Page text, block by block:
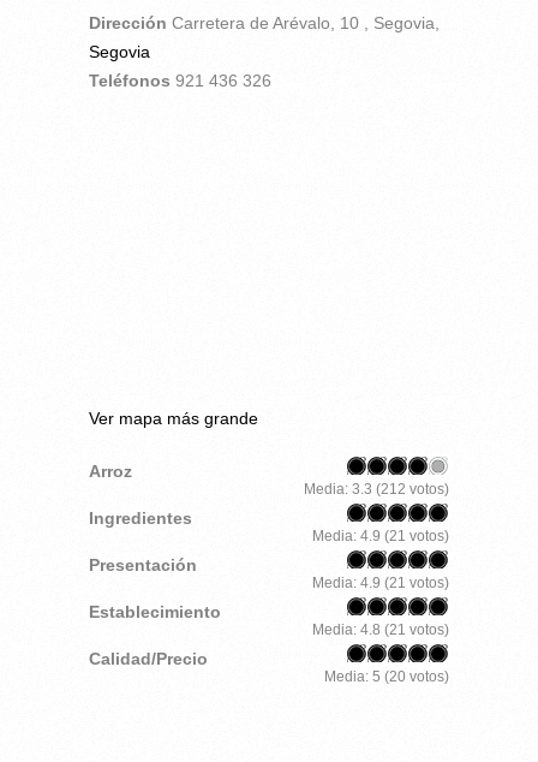
Dirección Carretera de Arévalo, 10 , Segovia,
Segovia
Teléfonos 921 436 326
Ver mapa más grande
Arroz
Media: 3.3 (212 votos)
Ingredientes
Media: 4.9 (21 votos)
Presentación
Media: 4.9 (21 votos)
Establecimiento
Media: 4.8 (21 votos)
Calidad/Precio
Media: 5 (20 votos)